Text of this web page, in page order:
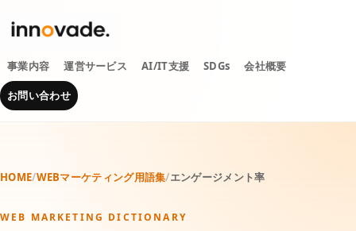
事業内容 運営サービス AI/IT支援 SDGs 会社概要
お問い合わせ
HOME/WEBマーケティング用語集/エンゲージメント率
WEB MARKETING DICTIONARY